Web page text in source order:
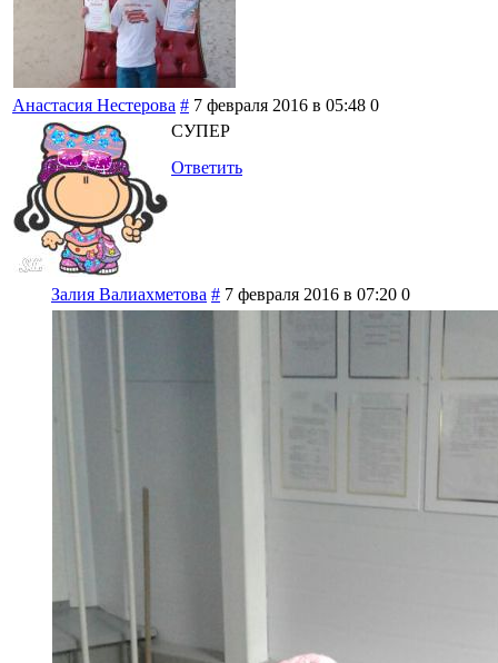
Анастасия Нестерова # 7 февраля 2016 в 05:48 0
СУПЕР
Ответить
Залия Валиахметова # 7 февраля 2016 в 07:20 0